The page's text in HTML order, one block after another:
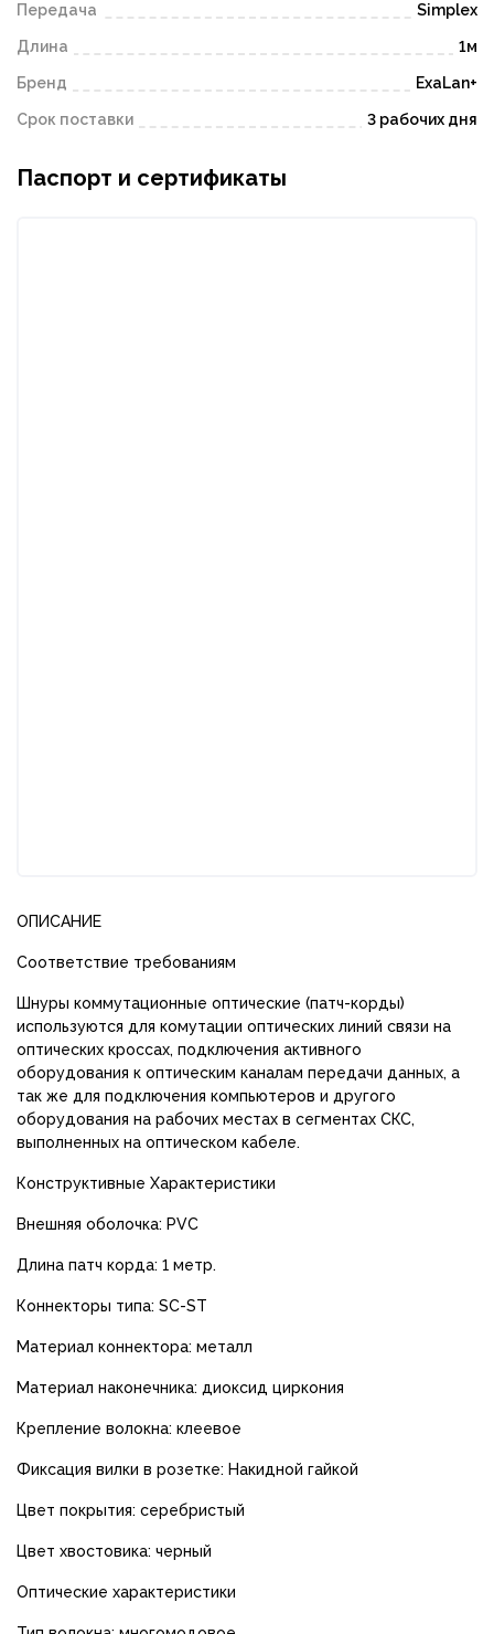
Передача Simplex
Длина 1м
Бренд ExaLan+
Срок поставки 3 рабочих дня
Паспорт и сертификаты
ОПИСАНИЕ
Соответствие требованиям
Шнуры коммутационные оптические (патч-корды)
используются для комутации оптических линий связи на
оптических кроссах, подключения активного
оборудования к оптическим каналам передачи данных, а
так же для подключения компьютеров и другого
оборудования на рабочих местах в сегментах СКС,
выполненных на оптическом кабеле.
Конструктивные Характеристики
Внешняя оболочка: PVC
Длина патч корда: 1 метр.
Коннекторы типа: SC-ST
Материал коннектора: металл
Материал наконечника: диоксид циркония
Крепление волокна: клеевое
Фиксация вилки в розетке: Накидной гайкой
Цвет покрытия: серебристый
Цвет хвостовика: черный
Оптические характеристики